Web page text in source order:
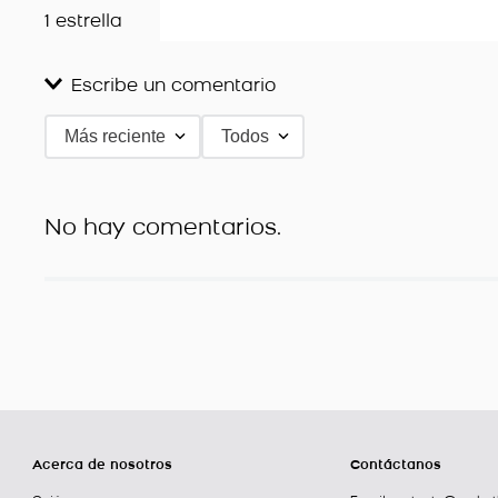
1 estrella
Escribe un comentario
Agregar comentario
Más reciente Todos
No hay comentarios.
Acerca de nosotros Contáctanos